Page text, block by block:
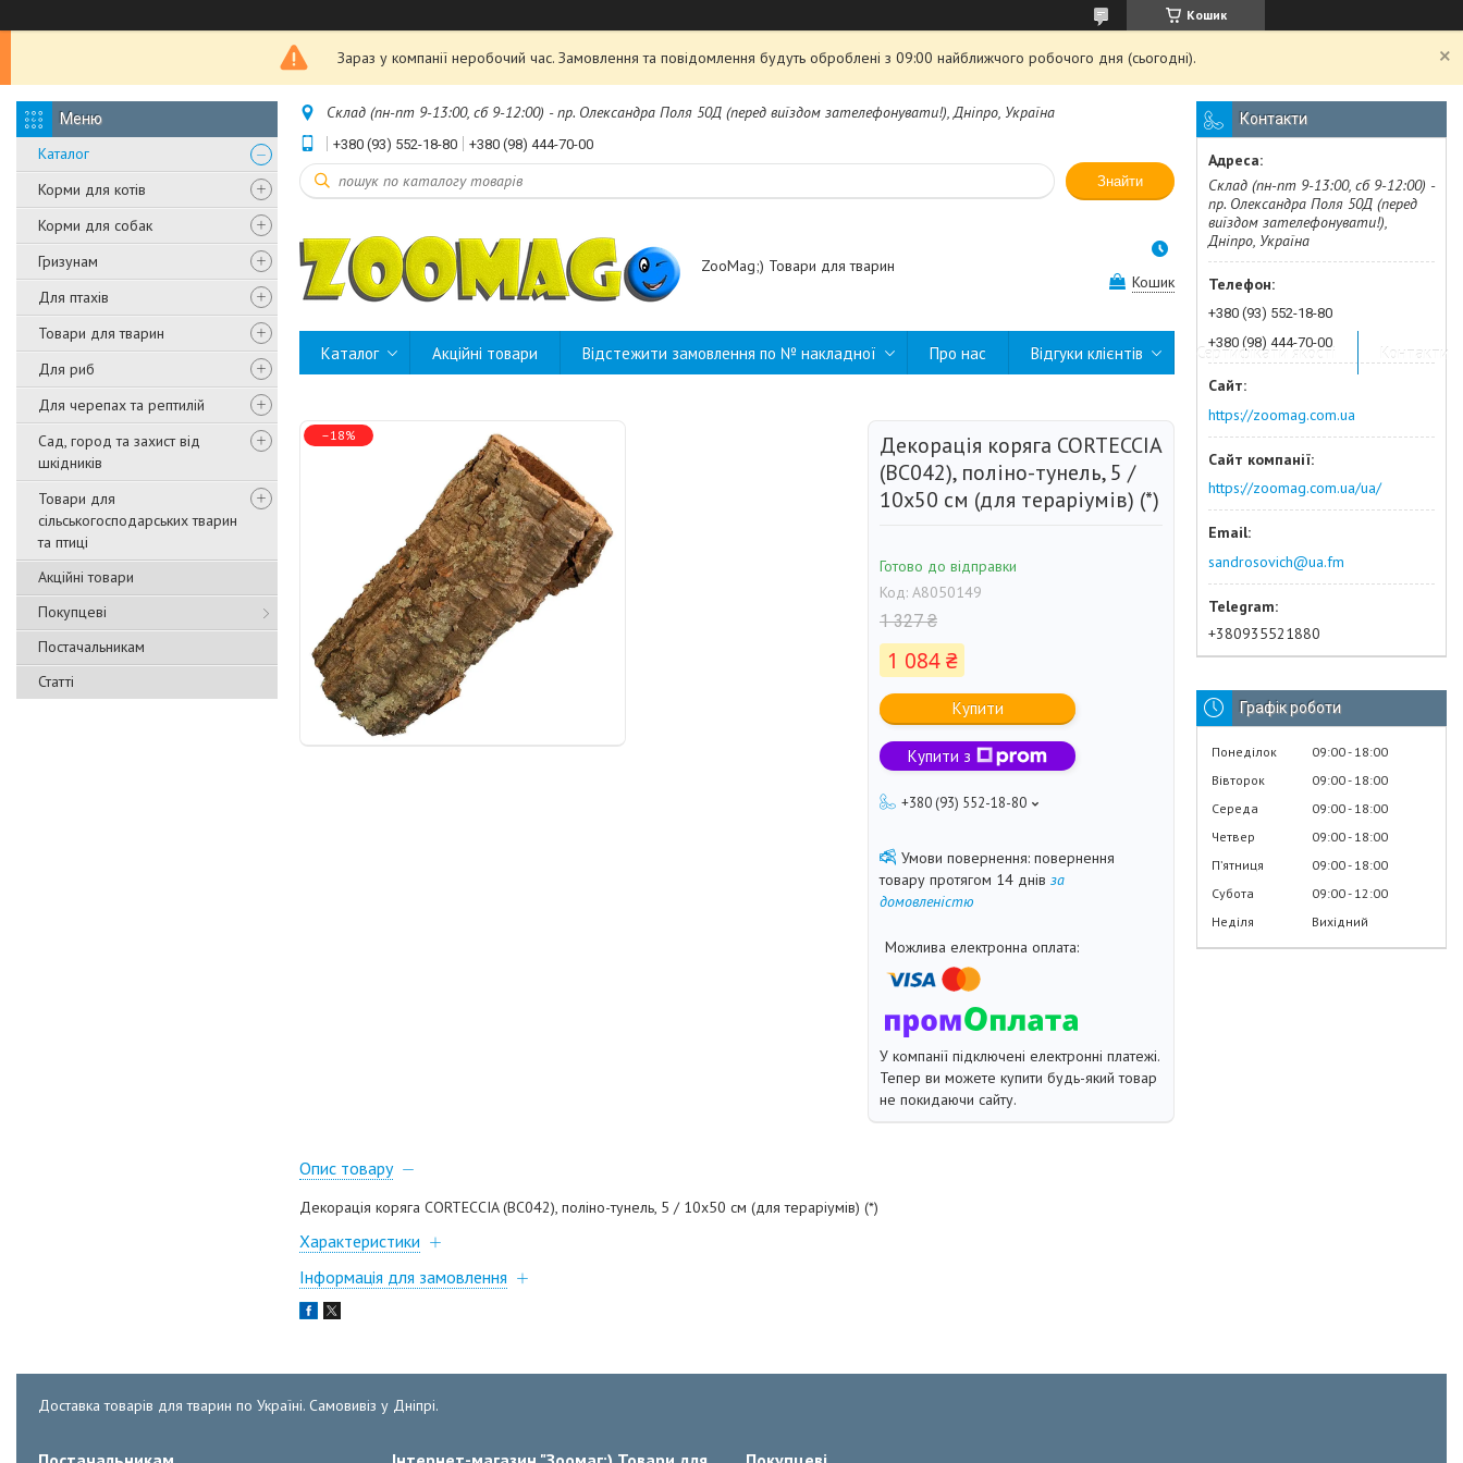
Кошик
Зараз у компанії неробочий час. Замовлення та повідомлення будуть оброблені з 09:00 найближчого робочого дня (сьогодні).
Каталог
Корми для котів
Корми для собак
Гризунам
Для птахів
Товари для тварин
Для риб
Для черепах та рептилій
Сад, город та захист від
шкідників
Товари для
сільськогосподарських тварин
та птиці
Акційні товари
Покупцеві
Постачальникам
Статті
Склад (пн-пт 9-13:00, сб 9-12:00) - пр. Олександра Поля 50Д (перед виїздом зателефонувати!), Дніпро, Україна
+380 (93) 552-18-80 +380 (98) 444-70-00
Знайти
ZooMag;) Товари для тварин
Кошик
Каталог Акційні товари Відстежити замовлення по № накладної Про нас Відгуки клієнтів Сертифікати якості Контакти
–18%
Декорація коряга CORTECCIA
(BC042), поліно-тунель, 5 /
10x50 см (для тераріумів) (*)
Готово до відправки
Код: A8050149
1 327 ₴
1 084 ₴
Купити
Купити з
+380 (93) 552-18-80
повернення
товару протягом 14 днів за
домовленістю
У компанії підключені електронні платежі.
Тепер ви можете купити будь-який товар
не покидаючи сайту.
Опис товару
Декорація коряга CORTECCIA (BC042), поліно-тунель, 5 / 10x50 см (для тераріумів) (*)
Характеристики
Інформація для замовлення
Контакти
Склад (пн-пт 9-13:00, сб 9-12:00) -
пр. Олександра Поля 50Д (перед
виїздом зателефонувати!),
Дніпро, Україна
+380 (93) 552-18-80
+380 (98) 444-70-00
https://zoomag.com.ua
https://zoomag.com.ua/ua/
sandrosovich@ua.fm
+380935521880
Графік роботи
Понеділок 09:00 18:00
Вівторок
09:00 18:00
Середа
09:00 18:00
Четвер
09:00 18:00
Пʼятниця
09:00 18:00
Субота
09:00 12:00
Неділя
Вихідний
Доставка товарів для тварин по Україні. Самовивіз у Дніпрі.